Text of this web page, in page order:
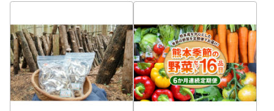
注意ください。
贈答先へお届けの場合も「受取人様に着払いで送料ご負担」
となります。
何卒ご了承いただきますようお願い申し上げます。
ご登録住所の相違や転居などでお届け先住所変更が必要な場
合は、発送前であれば変更可能な場合もございますので、お
早めにご連絡をお願いいたします。